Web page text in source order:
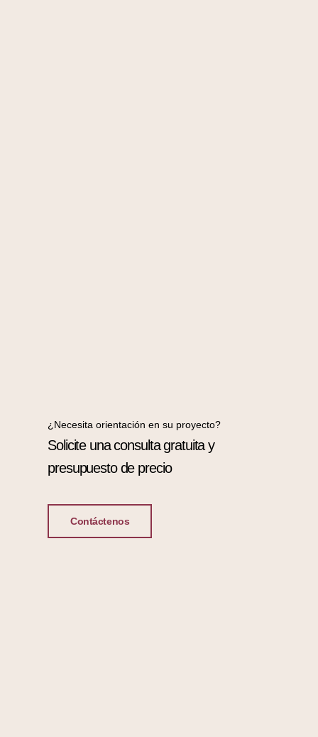
¿Necesita orientación en su proyecto?
Solicite una consulta gratuita y
presupuesto de precio
Contáctenos